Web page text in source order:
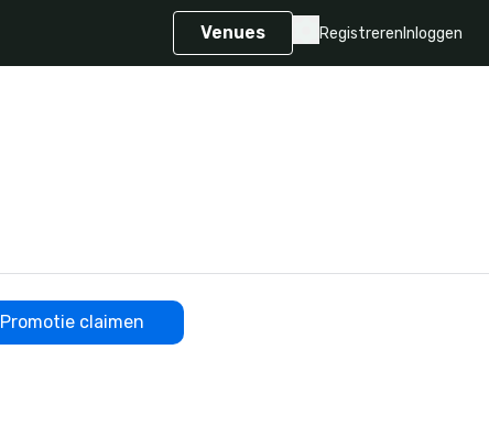
Venues Registreren Inloggen
Promotie claimen